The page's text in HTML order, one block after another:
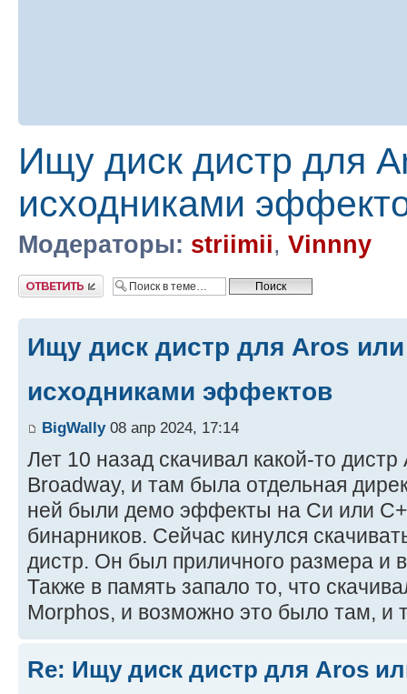
Ищу диск дистр для
исходниками
Модераторы: striimii, Vinnny
Ответить
Ищу диск дистр для Aros
исходниками эффектов
BigWally08 апр 2024, 17:14
Лет 10 назад скачивал какой-то
Broadway, и там была отдельная
ней были демо эффекты на Си или
бинарников. Сейчас кинулся
дистр. Он был приличного размера и
Также в память запало то, что
Morphos, и возможно это было там, и
Re: Ищу диск дистр для Aros